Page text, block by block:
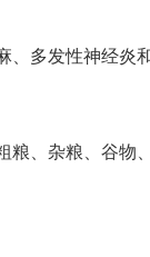
多发性神经炎和
、杂粮、谷物